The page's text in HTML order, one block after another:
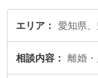
特に倉橋法律事務所の
士、豊田法律事務所の
績豊富な近くの弁護士
談できる豊田市内の弁
エリア 愛知県
相談内容 離婚